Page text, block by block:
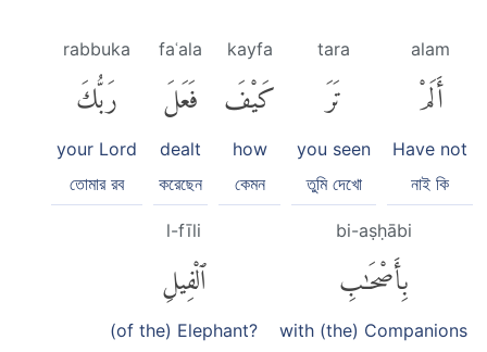
alam
أَلَمْ
Have not
নাই কি
tara
تَرَ
you seen
তুমি দেখো
kayfa
كَيْفَ
how
কেমন
faʿala
فَعَلَ
dealt
করেছেন
rabbuka
رَبُّكَ
your Lord
তোমার রব
bi-aṣḥābi
بِأَصْحَٰبِ
with (the) Companions
l-fīli
ٱلْفِيلِ
(of the) Elephant?